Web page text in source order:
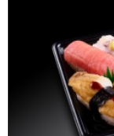
東京都東久留
東京都東久留
東京都東久留
東京都東久留
東京都東久留